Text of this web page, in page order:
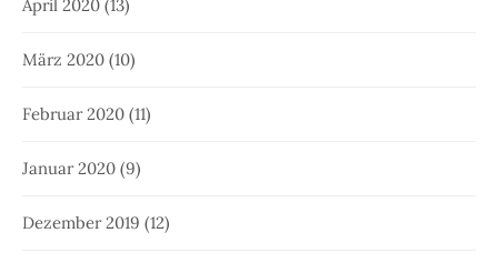
April 2020 (13)
März 2020 (10)
Februar 2020 (11)
Januar 2020 (9)
Dezember 2019 (12)